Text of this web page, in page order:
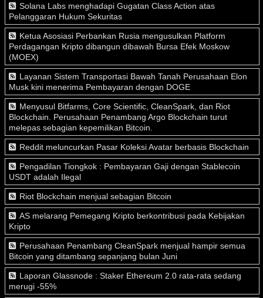
Solana Labs menghadapi Gugatan Class Action atas
Pelanggaran Hukum Sekuritas
Ketua Asosiasi Perbankan Rusia mengusulkan Platform
Perdagangan Kripto dibangun dibawah Bursa Efek Moskow
(MOEX)
Layanan Sistem Transportasi Bawah Tanah Perusahaan Elon
Musk kini menerima Pembayaran dengan DOGE
Menyusul Bitfarms, Core Scientific, CleanSpark, dan Riot
Blockchain. Perusahaan Penambang Argo Blockchain turut
melepas sebagian kepemilikan Bitcoin.
Reddit meluncurkan Pasar Koleksi Avatar berbasis Blockchain
Pengadilan Tiongkok : Pembayaran Gaji dengan Stablecoin
USDT adalah Ilegal
Riot Blockchain menjual sebagian Bitcoin
AS melarang Pemegang Kripto berkontribusi pada Kebijakan
Kripto
Perusahaan Penambang CleanSpark menjual hampir semua
Bitcoin yang ditambang sepanjang bulan Juni
Laporan Glassnode : Staker Ethereum 2.0 rata-rata sedang
merugi -55%